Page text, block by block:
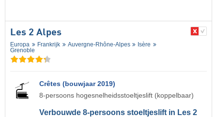
Les 2 Alpes
Europa Frankrijk Auvergne-Rhône-Alpes
Isère
Grenoble
Crêtes (bouwjaar 2019)
8-persoons hogesnelheidsstoeltjeslift (koppelbaar)
Verbouwde 8-persoons stoeltjeslift in Les 2